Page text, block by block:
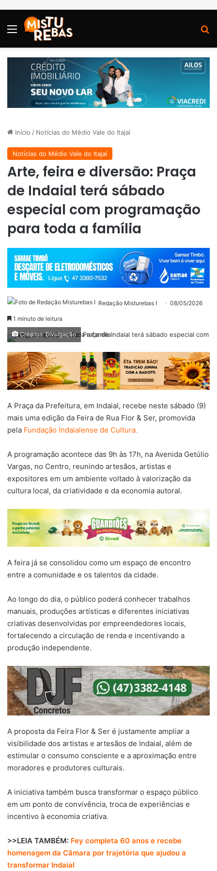
Menu
Início / Notícias do Médio Vale do Itajaí
Notícias do Médio Vale do Itajaí
Arte, feira e diversão: Praça
de Indaial terá sábado
especial com programação
para toda a família
Redação Misturebas I 08/05/2026
1 minuto de leitura
Créditos: Divulgação
A Praça da Prefeitura, em Indaial, recebe neste sábado (9)
mais uma edição da Feira de Rua Flor & Ser, promovida
pela Fundação Indaialense de Cultura.
A programação acontece das 9h às 17h, na Avenida Getúlio
Vargas, no Centro, reunindo artesãos, artistas e
expositores em um ambiente voltado à valorização da
cultura local, da criatividade e da economia autoral.
A feira já se consolidou como um espaço de encontro
entre a comunidade e os talentos da cidade.
Ao longo do dia, o público poderá conhecer trabalhos
manuais, produções artísticas e diferentes iniciativas
criativas desenvolvidas por empreendedores locais,
fortalecendo a circulação de renda e incentivando a
produção independente.
A proposta da Feira Flor & Ser é justamente ampliar a
visibilidade dos artistas e artesãos de Indaial, além de
estimular o consumo consciente e a aproximação entre
moradores e produtores culturais.
A iniciativa também busca transformar o espaço público
em um ponto de convivência, troca de experiências e
incentivo à economia criativa.
>>LEIA TAMBÉM: Fey completa 60 anos e recebe
homenagem da Câmara por trajetória que ajudou a
transformar Indaial